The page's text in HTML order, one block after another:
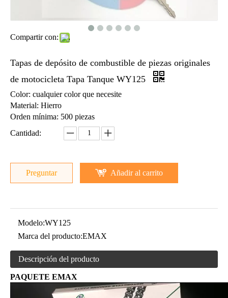
Compartir con:
Tapas de depósito de combustible de piezas originales
de motocicleta Tapa Tanque WY125
Color: cualquier color que necesite
Material: Hierro
Orden mínima: 500 piezas
Cantidad:
Preguntar Añadir al carrito
Modelo:WY125
Marca del producto:EMAX
Descripción del producto
PAQUETE EMAX